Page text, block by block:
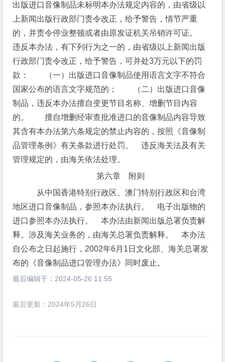
出版进口音像制品未标明本办法规定内容的，由省级以
上新闻出版行政部门责令改正，给予警告，情节严重
的，并责令停业整顿或者由原发证机关吊销许可证。
违反本办法，有下列行为之一的，由省级以上新闻出版
行政部门责令改正，给予警告，可并处3万元以下的罚
款：　　（一）出版进口音像制品使用语言文字不符合
国家公布的语言文字规范的；　　（二）出版进口音像
制品，违反本办法擅自变更节目名称、增删节目内容
的。　　擅自增删经审查批准进口的音像制品内容导致
其含有本办法第六条规定的禁止内容的，按照《音像制
品管理条例》有关条款进行处罚。　违反海关法及有关
管理规定的，由海关依法处理。
第六章　附则
从中国香港特别行政区、澳门特别行政区和台湾
地区进口音像制品，参照本办法执行。　电子出版物的
进口参照本办法执行。　本办法由新闻出版总署负责解
释。涉及海关业务的，由海关总署负责解释。　本办法
自公布之日起施行，2002年6月1日文化部、海关总署发
布的《音像制品进口管理办法》同时废止。
最后编辑于： 2024-05-26 11:55
最后更新：2024年5月26日